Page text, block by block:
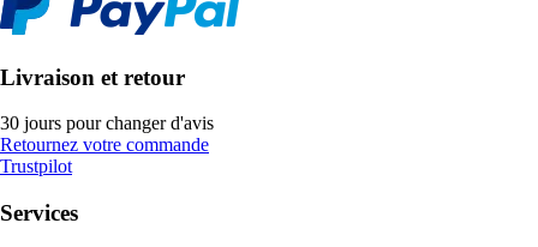
Livraison et retour
30 jours pour changer d'avis
Retournez votre commande
Trustpilot
Services